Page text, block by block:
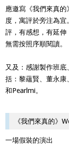
應邀寫《我們來真
度，寓評於旁注為
評，有感想，有延伸
無需按照序順閱讀。
又及：感謝製作班
括：黎蘊賢、董永康
和Pearlmi。
《我們來真的》
一場假裝的演出